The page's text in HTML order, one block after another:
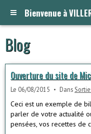
Bienvenue à
Blog
Ouverture du site de
Le 06/08/2015 Dans
Ceci est un exemple de
parler de votre actualité
pensées, vos recettes de